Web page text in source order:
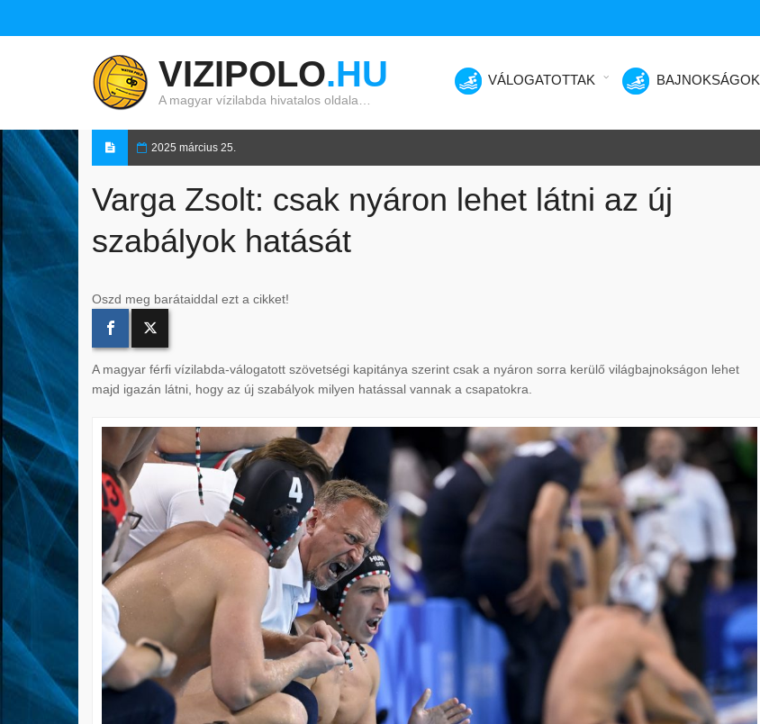
VIZIPOLO.HU
A magyar vízilabda hivatalos oldala…
VÁLOGATOTTAK BAJNOKSÁGOK
2025 március 25.
Varga Zsolt: csak nyáron lehet látni az új
szabályok hatását
Oszd meg barátaiddal ezt a cikket!
A magyar férfi vízilabda-válogatott szövetségi kapitánya szerint csak a nyáron sorra kerülő világbajnokságon lehet
majd igazán látni, hogy az új szabályok milyen hatással vannak a csapatokra.